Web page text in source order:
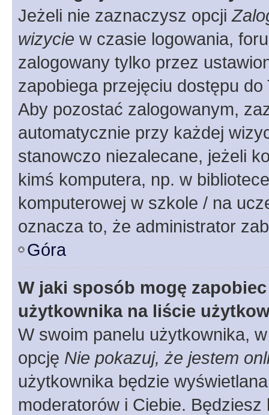
Jeżeli nie zaznaczysz opcji
wizycie w czasie logowania,
zalogowany tylko przez
zapobiega przejęciu dostępu
Aby pozostać zalogowanym,
automatycznie przy każdej
stanowczo niezalecane, jeżeli
kimś komputera, np. w
komputerowej w szkole / na
oznacza to, że administrator
Góra
W jaki sposób mogę
użytkownika na liście
W swoim panelu użytkownika,
opcję Nie pokazuj, że jestem
użytkownika będzie
moderatorów i Ciebie.